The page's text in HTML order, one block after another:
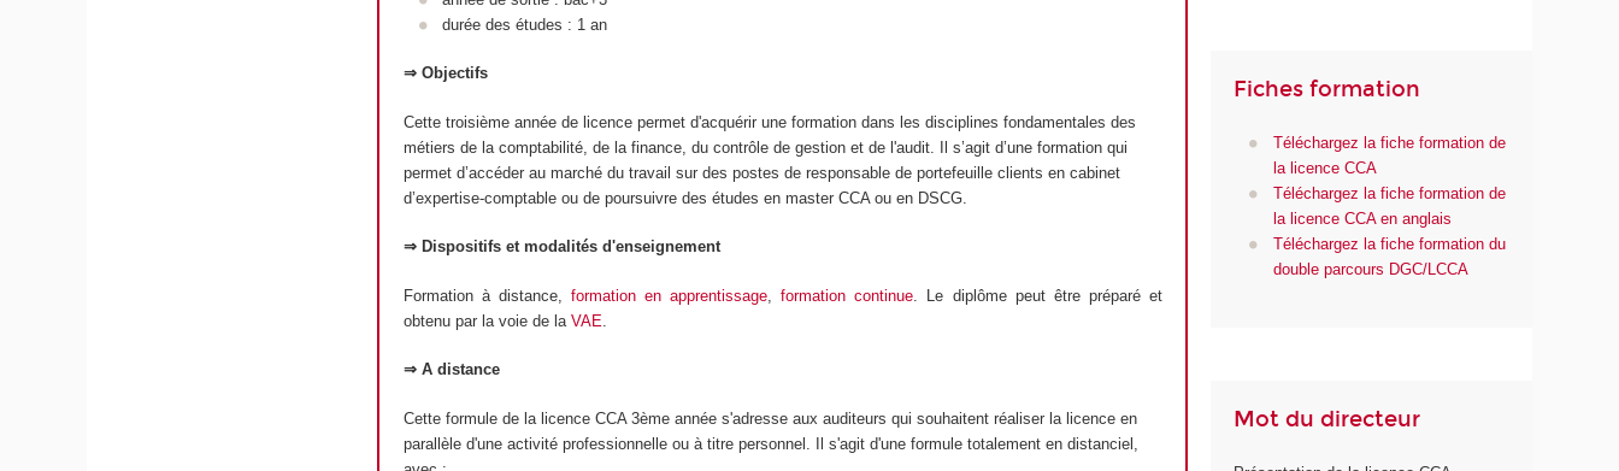
durée des études : 1 an
⇒ Objectifs
Cette troisième année de licence permet d'acquérir une formation dans les disciplines fondamentales des
métiers de la comptabilité, de la finance, du contrôle de gestion et de l'audit. Il s’agit d’une formation qui
permet d’accéder au marché du travail sur des postes de responsable de portefeuille clients en cabinet
d’expertise-comptable ou de poursuivre des études en master CCA ou en DSCG.
⇒ Dispositifs et modalités d'enseignement
Formation à distance, formation en apprentissage ,formation continue . Le diplôme peut être préparé et
obtenu par la voie de la VAE
⇒ A distance
Cette formule de la licence CCA 3ème année s'adresse aux auditeurs qui souhaitent réaliser la licence en
parallèle d'une activité professionnelle ou à titre personnel. Il s'agit d'une formule totalement en distanciel,
Fiches formation
Téléchargez la fiche formation de
la licence CCA
Téléchargez la fiche formation de
la licence CCA en anglais
Téléchargez la fiche formation du
double parcours DGC/LCCA
Mot du directeur